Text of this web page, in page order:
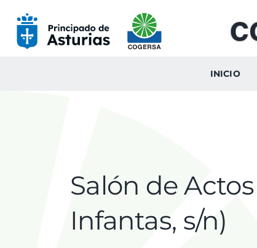
content
INICIO
Salón de
Infantas, s/n)